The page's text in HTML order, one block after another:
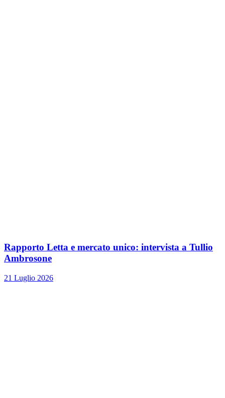
Rapporto Letta e mercato unico: intervista a Tullio
Ambrosone
21 Luglio 2026